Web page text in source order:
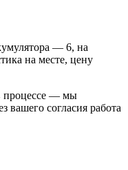
— 6, на
на месте, цену
процессе — мы
вашего согласия работа